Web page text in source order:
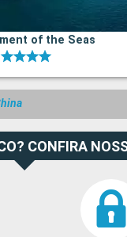
of the Seas
CONFIRA